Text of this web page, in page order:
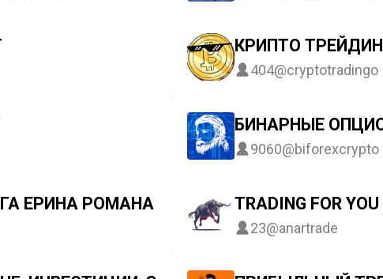
КРИПТО
404@cryptotradingo
БИНАРНЫЕ
9060@biforexcrypto
ЕРИНА РОМАНА TRADING FOR
23@anartrade